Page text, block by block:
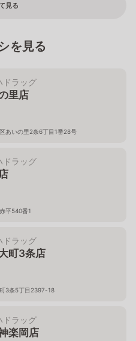
見る
を見る
ドラッグ
里店
あいの里2条6丁目1番28号
ドラッグ
平540番1
ドラッグ
町3条店
3条5丁目2397-18
ドラッグ
楽岡店